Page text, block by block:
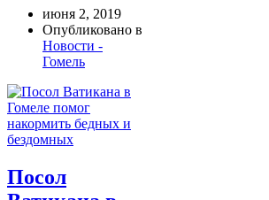
июня 2, 2019
Опубликовано в
Новости -
Гомель
Посол